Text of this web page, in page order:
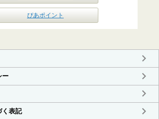
ぴあポイント